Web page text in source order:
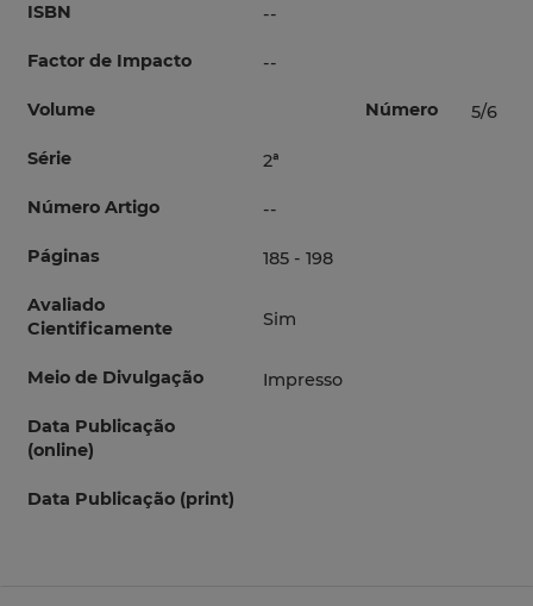
ISBN
--
Factor de Impacto --
Volume Número 5/6
Série 2ª
Número Artigo --
Páginas 185 - 198
Avaliado
Cientificamente
Sim
Meio de Divulgação Impresso
Data Publicação
(online)
Data Publicação (print)